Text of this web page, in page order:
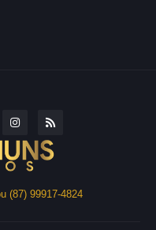
(87) 99917-4824